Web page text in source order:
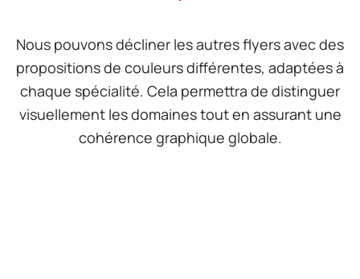
Nous pouvons décliner les autres flyers avec des
propositions de couleurs différentes, adaptées à
chaque spécialité. Cela permettra de distinguer
visuellement les domaines tout en assurant une
cohérence graphique globale.